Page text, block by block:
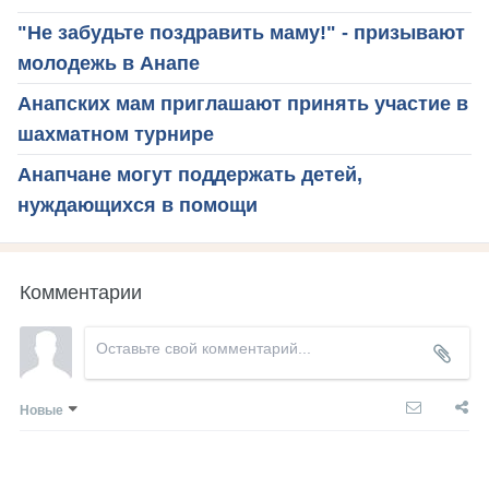
"Не забудьте поздравить маму!" - призывают
молодежь в Анапе
Анапских мам приглашают принять участие в
шахматном турнире
Анапчане могут поддержать детей,
нуждающихся в помощи
Комментарии
Новые